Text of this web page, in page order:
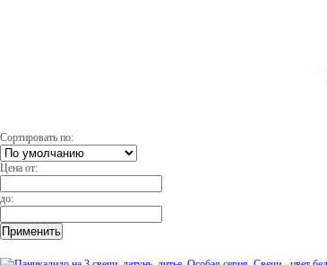
Сортировать по:
Цена от:
до: